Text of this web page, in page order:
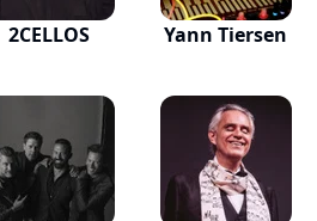
2CELLOS Yann Tiersen